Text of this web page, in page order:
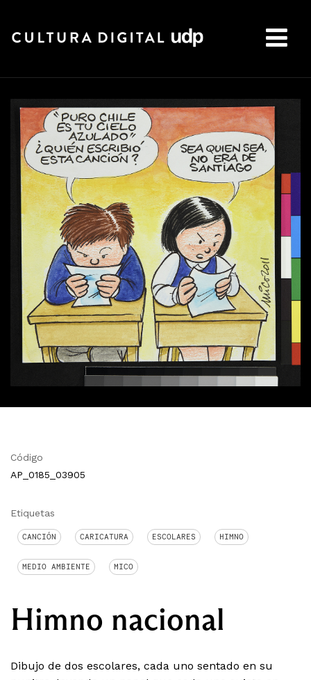
Código
AP_0185_03905
Etiquetas
CANCIÓN CARICATURA ESCOLARES HIMNO
MEDIO AMBIENTE MICO
Himno nacional
Dibujo de dos escolares, cada uno sentado en su